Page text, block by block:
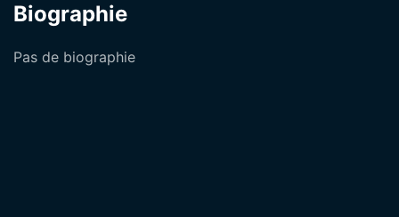
Biographie
Pas de biographie